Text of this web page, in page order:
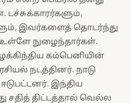
இவர்களைத் தொடர்ந்து
நுழைந்தார்கள்.
கம்பெனியின்
நடத்தினர். நாடு
ஈடுபட்டனர். இந்திய
சதித் திட்டத்தால் வெல்ல